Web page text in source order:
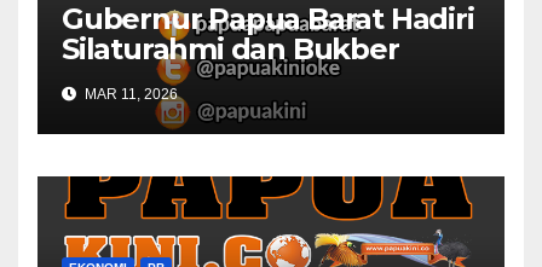
Gubernur Papua Barat Hadiri
Silaturahmi dan Bukber
Bersama DPR RI dan
Mendagri di IPDN
MAR 11, 2026